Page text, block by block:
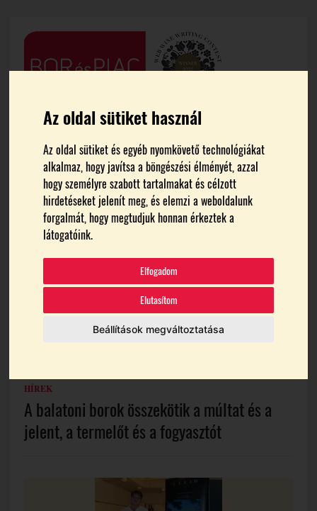
Az oldal sütiket használ
Az oldal sütiket és egyéb nyomkövető technológiákat
alkalmaz, hogy javítsa a böngészési élményét, azzal
hogy személyre szabott tartalmakat és célzott
hirdetéseket jelenít meg, és elemzi a weboldalunk
forgalmát, hogy megtudjuk honnan érkeztek a
látogatóink.
Elfogadom
Elutasítom
Beállítások megváltoztatása
FŐOLDAL LÁZÁR PINCE
Lázár Pince
HÍREK
A balatoni borok összekötik a múltat és a
jelent, a termelőt és a fogyasztót